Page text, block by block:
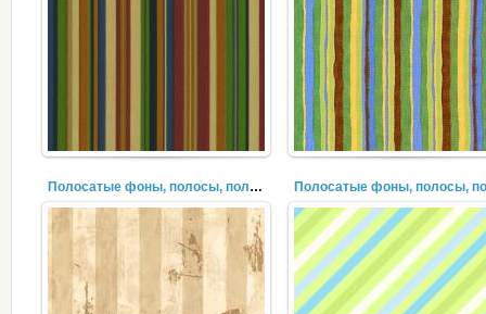
Полосатые фоны, полосы, полоски, лучи (29)